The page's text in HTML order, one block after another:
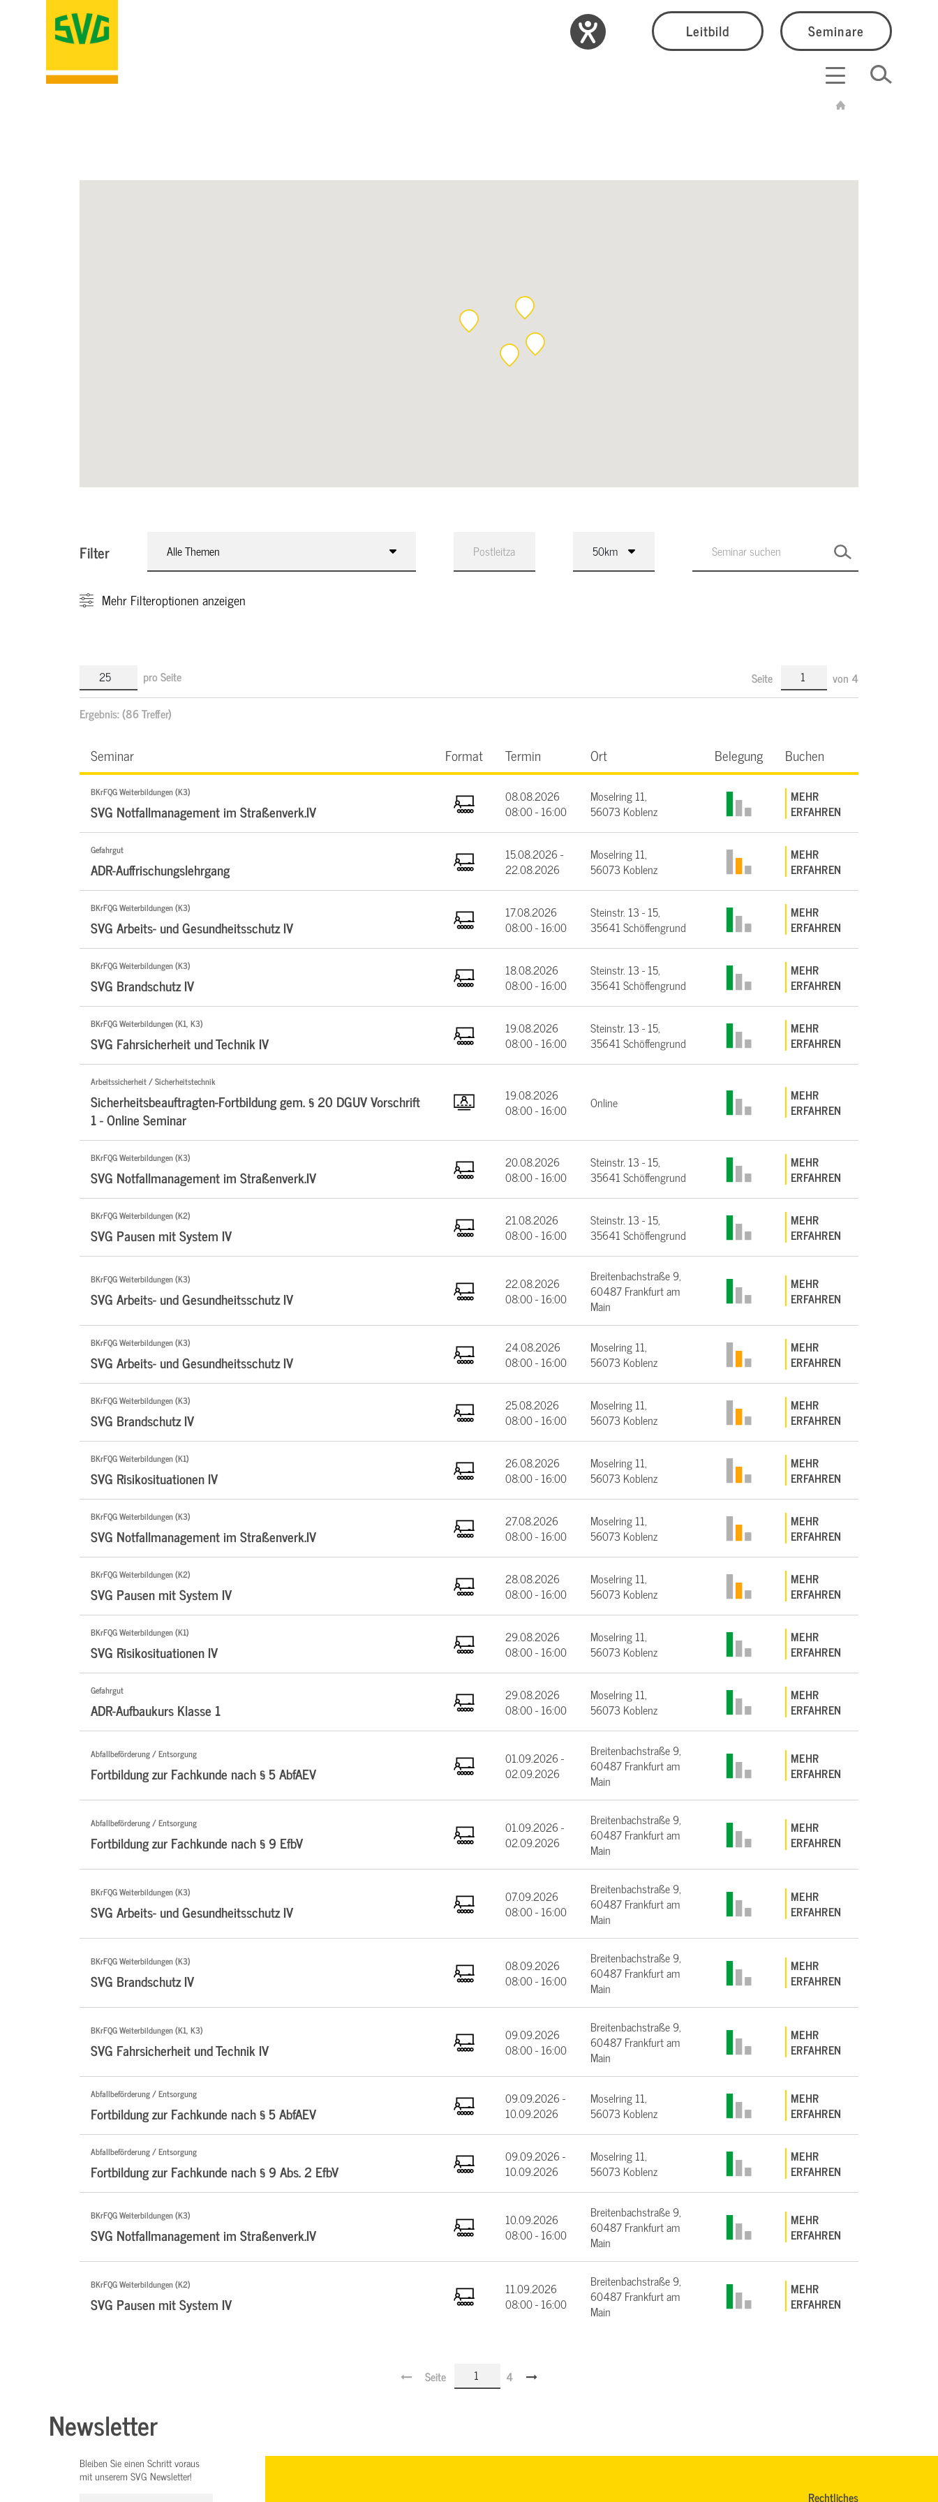
Leitbild Seminare
Filter Alle Themen
Mehr Filteroptionen anzeigen
pro Seite Seite von 4
Ergebnis:(86 Treffer)
Seminar Format Termin Ort Belegung Buchen
BKrFQG Weiterbildungen (K3)
SVG Notfallmanagement im Straßenverk.IV
08.08.2026
08:00 - 16:00
Moselring 11,
56073 Koblenz
MEHR
ERFAHREN
Gefahrgut
ADR-Auffrischungslehrgang
15.08.2026 -
22.08.2026
Moselring 11,
56073 Koblenz
MEHR
ERFAHREN
BKrFQG Weiterbildungen (K3)
SVG Arbeits- und Gesundheitsschutz IV
17.08.2026
08:00 - 16:00
Steinstr. 13 - 15,
35641 Schöffengrund
MEHR
ERFAHREN
BKrFQG Weiterbildungen (K3)
SVG Brandschutz IV
18.08.2026
08:00 - 16:00
Steinstr. 13 - 15,
35641 Schöffengrund
MEHR
ERFAHREN
BKrFQG Weiterbildungen (K1, K3)
SVG Fahrsicherheit und Technik IV
19.08.2026
08:00 - 16:00
Steinstr. 13 - 15,
35641 Schöffengrund
MEHR
ERFAHREN
Arbeitssicherheit / Sicherheitstechnik
Sicherheitsbeauftragten-Fortbildung gem. § 20 DGUV Vorschrift
1 - Online Seminar
19.08.2026
08:00 - 16:00
Online
MEHR
ERFAHREN
BKrFQG Weiterbildungen (K3)
SVG Notfallmanagement im Straßenverk.IV
20.08.2026
08:00 - 16:00
Steinstr. 13 - 15,
35641 Schöffengrund
MEHR
ERFAHREN
BKrFQG Weiterbildungen (K2)
SVG Pausen mit System IV
21.08.2026
08:00 - 16:00
Steinstr. 13 - 15,
35641 Schöffengrund
MEHR
ERFAHREN
BKrFQG Weiterbildungen (K3)
SVG Arbeits- und Gesundheitsschutz IV
22.08.2026
08:00 - 16:00
Breitenbachstraße 9,
60487 Frankfurt am
Main
MEHR
ERFAHREN
BKrFQG Weiterbildungen (K3)
SVG Arbeits- und Gesundheitsschutz IV
24.08.2026
08:00 - 16:00
Moselring 11,
56073 Koblenz
MEHR
ERFAHREN
BKrFQG Weiterbildungen (K3)
SVG Brandschutz IV
25.08.2026
08:00 - 16:00
Moselring 11,
56073 Koblenz
MEHR
ERFAHREN
BKrFQG Weiterbildungen (K1)
SVG Risikosituationen IV
26.08.2026
08:00 - 16:00
Moselring 11,
56073 Koblenz
MEHR
ERFAHREN
BKrFQG Weiterbildungen (K3)
SVG Notfallmanagement im Straßenverk.IV
27.08.2026
08:00 - 16:00
Moselring 11,
56073 Koblenz
MEHR
ERFAHREN
BKrFQG Weiterbildungen (K2)
SVG Pausen mit System IV
28.08.2026
08:00 - 16:00
Moselring 11,
56073 Koblenz
MEHR
ERFAHREN
BKrFQG Weiterbildungen (K1)
SVG Risikosituationen IV
29.08.2026
08:00 - 16:00
Moselring 11,
56073 Koblenz
MEHR
ERFAHREN
Gefahrgut
ADR-Aufbaukurs Klasse 1
29.08.2026
08:00 - 16:00
Moselring 11,
56073 Koblenz
MEHR
ERFAHREN
Abfallbeförderung / Entsorgung
Fortbildung zur Fachkunde nach § 5 AbfAEV
01.09.2026 -
02.09.2026
Breitenbachstraße 9,
60487 Frankfurt am
Main
MEHR
ERFAHREN
Abfallbeförderung / Entsorgung
Fortbildung zur Fachkunde nach § 9 EfbV
01.09.2026 -
02.09.2026
Breitenbachstraße 9,
60487 Frankfurt am
Main
MEHR
ERFAHREN
BKrFQG Weiterbildungen (K3)
SVG Arbeits- und Gesundheitsschutz IV
07.09.2026
08:00 - 16:00
Breitenbachstraße 9,
60487 Frankfurt am
Main
MEHR
ERFAHREN
BKrFQG Weiterbildungen (K3)
SVG Brandschutz IV
08.09.2026
08:00 - 16:00
Breitenbachstraße 9,
60487 Frankfurt am
Main
MEHR
ERFAHREN
BKrFQG Weiterbildungen (K1, K3)
SVG Fahrsicherheit und Technik IV
09.09.2026
08:00 - 16:00
Breitenbachstraße 9,
60487 Frankfurt am
Main
MEHR
ERFAHREN
Abfallbeförderung / Entsorgung
Fortbildung zur Fachkunde nach § 5 AbfAEV
09.09.2026 -
10.09.2026
Moselring 11,
56073 Koblenz
MEHR
ERFAHREN
Abfallbeförderung / Entsorgung
Fortbildung zur Fachkunde nach § 9 Abs. 2 EfbV
09.09.2026 -
10.09.2026
Moselring 11,
56073 Koblenz
MEHR
ERFAHREN
BKrFQG Weiterbildungen (K3)
SVG Notfallmanagement im Straßenverk.IV
10.09.2026
08:00 - 16:00
Breitenbachstraße 9,
60487 Frankfurt am
Main
MEHR
ERFAHREN
BKrFQG Weiterbildungen (K2)
SVG Pausen mit System IV
11.09.2026
08:00 - 16:00
Breitenbachstraße 9,
60487 Frankfurt am
Main
MEHR
ERFAHREN
Seite 4
Newsletter
Bleiben Sie einen Schritt voraus
mit unserem SVG Newsletter!
Rechtliches